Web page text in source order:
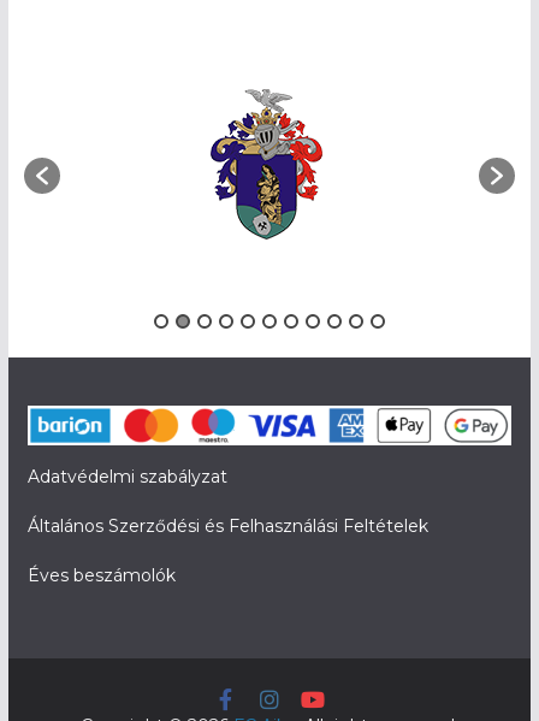
Adatvédelmi szabályzat
Általános Szerződési és Felhasználási Feltételek
Éves beszámolók